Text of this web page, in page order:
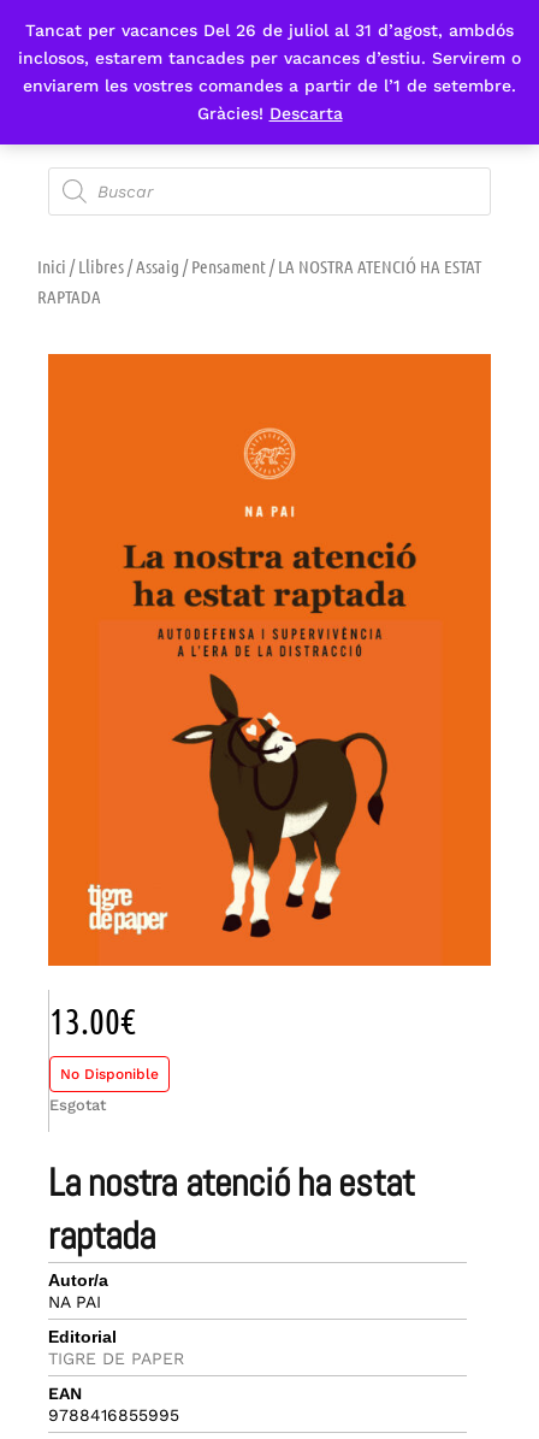
Tancat per vacances Del 26 de juliol al 31 d’agost, ambdós
inclosos, estarem tancades per vacances d’estiu. Servirem o
enviarem les vostres comandes a partir de l’1 de setembre.
Gràcies! Descarta
Fes-te'n sòcia
Inici /Llibres/Assaig /Pensament/ LA NOSTRA ATENCIÓ HA ESTAT
RAPTADA
la nostra atenció ha estat
raptada
Autor/a
NA PAI
Editorial
TIGRE DE PAPER
EAN
9788416855995
13.00€
No Disponible
Esgotat